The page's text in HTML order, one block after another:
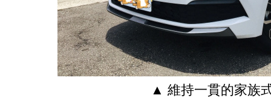
▲ 維持一貫的家族